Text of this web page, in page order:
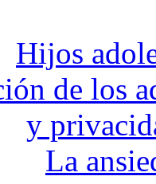
Hijos
de los
y
La